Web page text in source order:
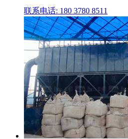
联系电话: 180 3780 8511